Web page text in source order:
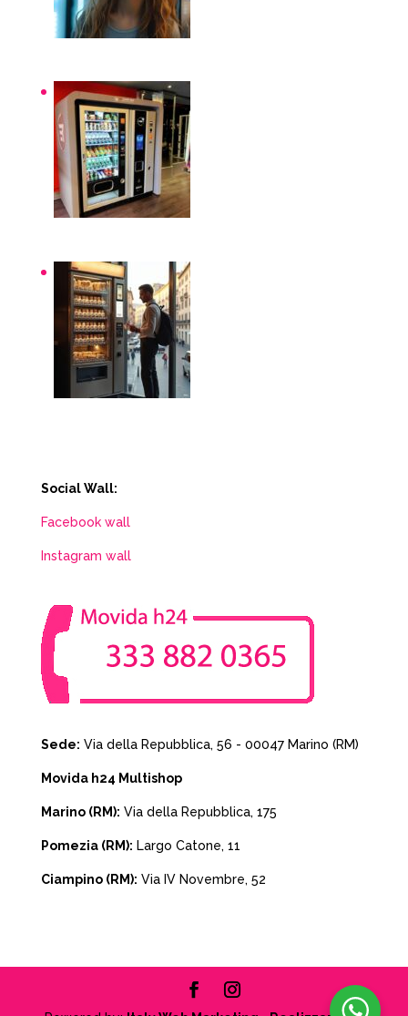
Social Wall:
Facebook wall
Instagram wall
Sede: Via della Repubblica, 56 - 00047 Marino (RM)
Movida h24 Multishop
Marino (RM): Via della Repubblica, 175
Pomezia (RM): Largo Catone, 11
Ciampino (RM): Via IV Novembre, 52